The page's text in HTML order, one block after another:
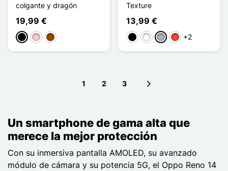
colgante y dragón
19,99 €
NegroRosaMarrón
Texture
13,99 €
NegroBlanco
Gris Rojo+2
1 2 3
Un smartphone de gama alta que
merece la mejor protección
Con su inmersiva pantalla AMOLED, su avanzado
módulo de cámara y su potencia 5G, el Oppo Reno 14